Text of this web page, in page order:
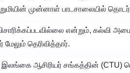
முன்னாள் பாடசாலையில்
என்றும், கல்வி
தெரிவித்தார்.
இலங்கை ஆசிரியர் சங்கத்தின்